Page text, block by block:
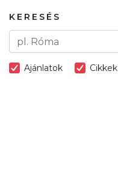
KERESÉS
Ajánlatok Cikkek